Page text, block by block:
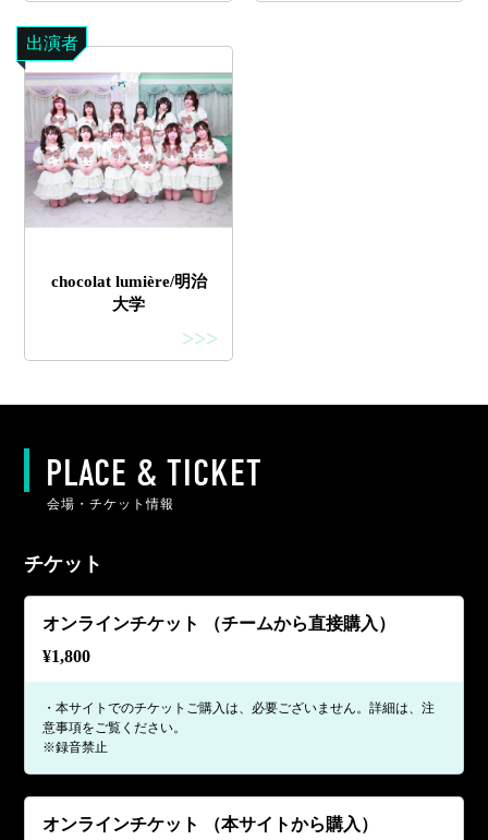
出演者
chocolat lumière/明治
大学
>>>
PLACE & TICKET
会場・チケット情報
チケット
オンラインチケット （チームから直接購入）
¥1,800
・本サイトでのチケットご購入は、必要ございません。詳細は、注
意事項をご覧ください。
※録音禁止
オンラインチケット （本サイトから購入）